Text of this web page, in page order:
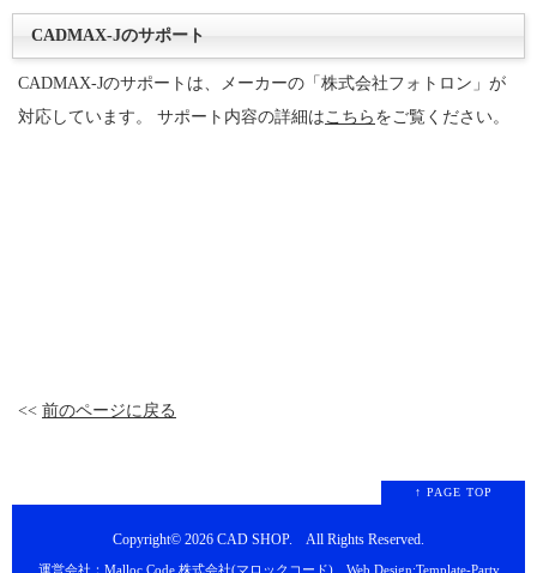
CADMAX-Jのサポート
CADMAX-Jのサポートは、メーカーの「株式会社フォトロン」が
対応しています。 サポート内容の詳細はこちら をご覧ください。
<< 前のページに戻る
↑ PAGE TOP
Copyright© 2026 CAD SHOP. All Rights Reserved.
運営会社：Malloc Code 株式会社(マロックコード) Web Design:Template-Party